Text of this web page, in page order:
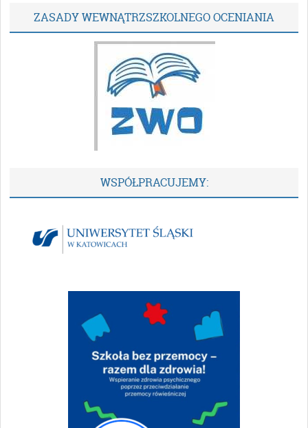
ZASADY WEWNĄTRZSZKOLNEGO OCENIANIA
WSPÓŁPRACUJEMY: